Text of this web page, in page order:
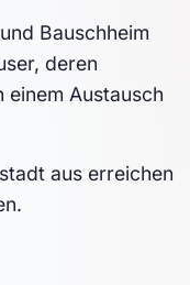
Bauschheim
deren
einem Austausch
aus erreichen